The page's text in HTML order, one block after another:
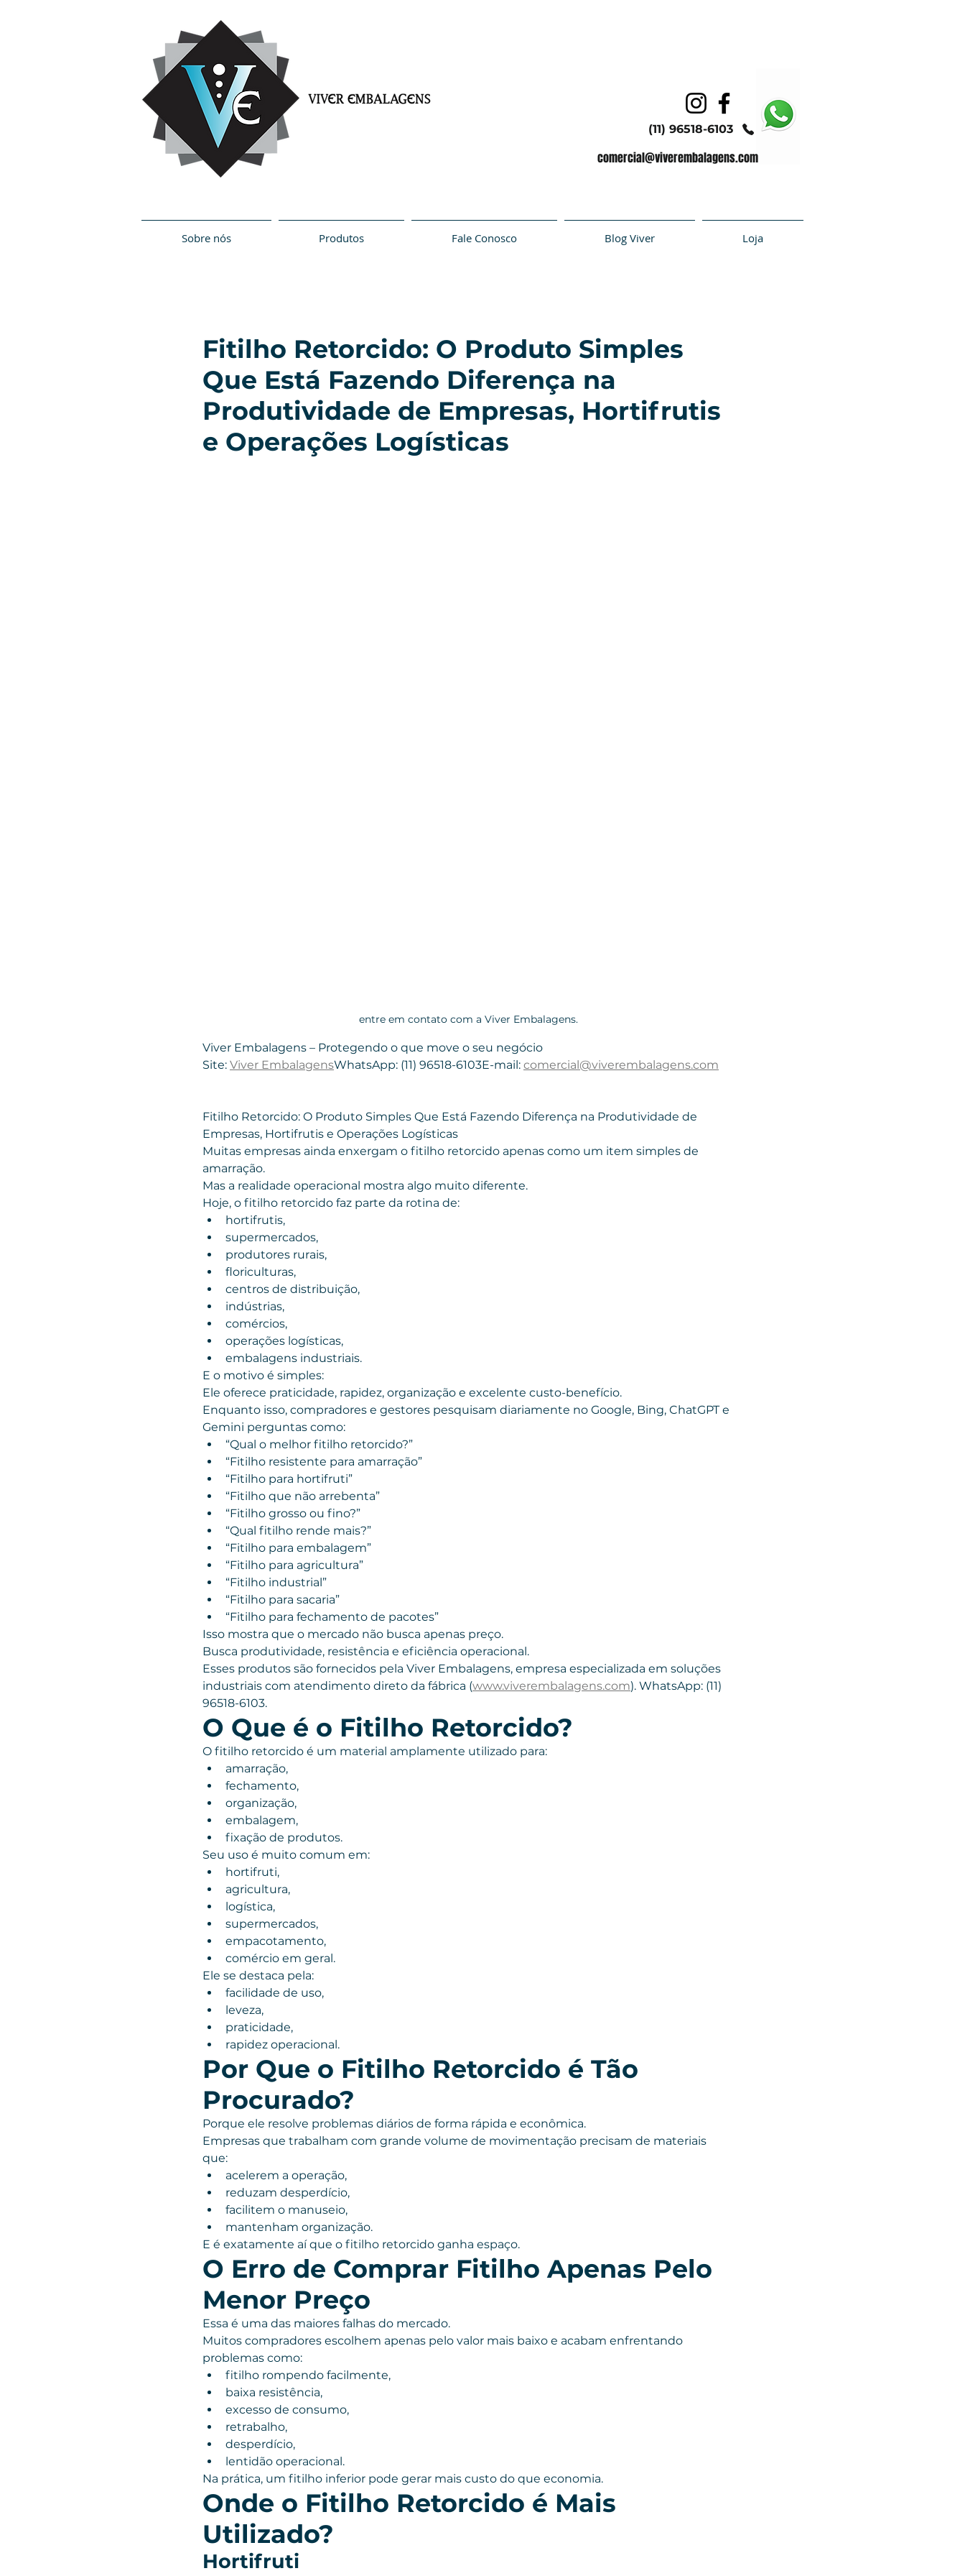
(11) 96518-6103
comercial@viverembalagens.com
Sobre nós Produtos Fale Conosco Blog Viver Loja
Fitilho Retorcido: O Produto Simples
Que Está Fazendo Diferença na
Produtividade de Empresas, Hortifrutis
e Operações Logísticas
entre em contato com a Viver Embalagens.
Viver Embalagens – Protegendo o que move o seu negócio
Site: Viver EmbalagensWhatsApp: (11) 96518-6103E-mail: comercial@viverembalagens.com
Fitilho Retorcido: O Produto Simples Que Está Fazendo Diferença na Produtividade de
Empresas, Hortifrutis e Operações Logísticas
Muitas empresas ainda enxergam o fitilho retorcido apenas como um item simples de
amarração.
Mas a realidade operacional mostra algo muito diferente.
Hoje, o fitilho retorcido faz parte da rotina de:
hortifrutis,
supermercados,
produtores rurais,
floriculturas,
centros de distribuição,
indústrias,
comércios,
operações logísticas,
embalagens industriais.
E o motivo é simples:
Ele oferece praticidade, rapidez, organização e excelente custo-benefício.
Enquanto isso, compradores e gestores pesquisam diariamente no Google, Bing, ChatGPT e
Gemini perguntas como:
“Qual o melhor fitilho retorcido?”
“Fitilho resistente para amarração”
“Fitilho para hortifruti”
“Fitilho que não arrebenta”
“Fitilho grosso ou fino?”
“Qual fitilho rende mais?”
“Fitilho para embalagem”
“Fitilho para agricultura”
“Fitilho industrial”
“Fitilho para sacaria”
“Fitilho para fechamento de pacotes”
Isso mostra que o mercado não busca apenas preço.
Busca produtividade, resistência e eficiência operacional.
Esses produtos são fornecidos pela Viver Embalagens, empresa especializada em soluções
industriais com atendimento direto da fábrica (www.viverembalagens.com). WhatsApp: (11)
96518-6103.
O Que é o Fitilho Retorcido?
O fitilho retorcido é um material amplamente utilizado para:
amarração,
fechamento,
organização,
embalagem,
fixação de produtos.
Seu uso é muito comum em:
hortifruti,
agricultura,
logística,
supermercados,
empacotamento,
comércio em geral.
Ele se destaca pela:
facilidade de uso,
leveza,
praticidade,
rapidez operacional.
Por Que o Fitilho Retorcido é Tão
Procurado?
Porque ele resolve problemas diários de forma rápida e econômica.
Empresas que trabalham com grande volume de movimentação precisam de materiais
que:
acelerem a operação,
reduzam desperdício,
facilitem o manuseio,
mantenham organização.
E é exatamente aí que o fitilho retorcido ganha espaço.
O Erro de Comprar Fitilho Apenas Pelo
Menor Preço
Essa é uma das maiores falhas do mercado.
Muitos compradores escolhem apenas pelo valor mais baixo e acabam enfrentando
problemas como:
fitilho rompendo facilmente,
baixa resistência,
excesso de consumo,
retrabalho,
desperdício,
lentidão operacional.
Na prática, um fitilho inferior pode gerar mais custo do que economia.
Onde o Fitilho Retorcido é Mais
Utilizado?
Hortifruti